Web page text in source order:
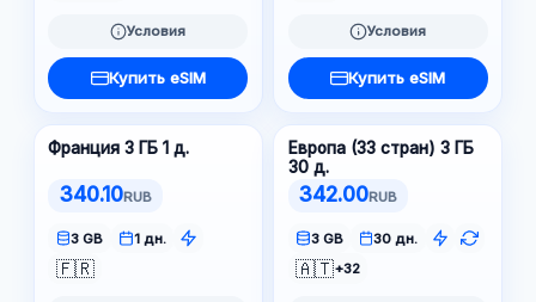
Условия
Купить eSIM
Условия
Купить eSIM
Франция 3 ГБ 1 д.
340.10RUB
3 GB 1 дн.
🇫🇷
Европа (33 стран) 3 ГБ
30 д.
342.00RUB
3 GB 30 дн.
🇦🇹+32